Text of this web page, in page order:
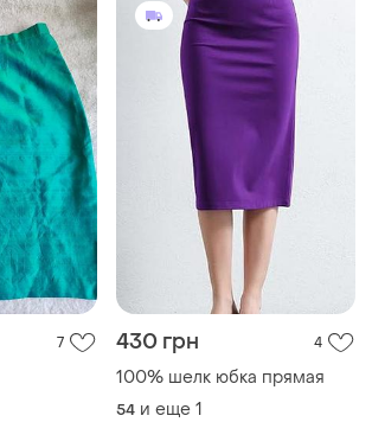
7 430 грн 4
100% шелк юбка прямая
54 и еще 1